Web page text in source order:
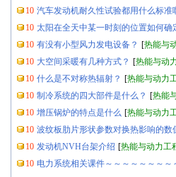
10 汽车发动机耐久性试验都用什么标准
10 太阳在全天中某一时刻的位置如何确
10 有没有小型风力发电设备？ [热能与
10 大空间采暖有几种方式？ [热能与动
10 什么是不对称热辐射？ [热能与动力
10 制冷系统的四大部件是什么？ [热能
10 增压锅炉的特点是什么 [热能与动力
10 波纹板肋片形状参数对换热影响的数
10 发动机NVH台架介绍 [热能与动力工
10 电力系统相关课件～～～～～～～～